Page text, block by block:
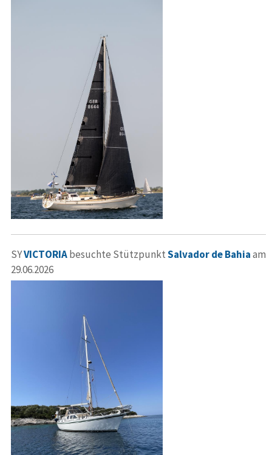
SYVICTORIAbesuchte StützpunktSalvador de Bahiaam
29.06.2026